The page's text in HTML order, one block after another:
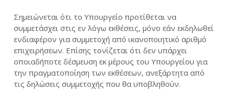
Σημειώνεται ότι το Υπουργείο προτίθεται να
συμμετάσχει στις εν λόγω εκθέσεις, μόνο εάν εκδηλωθεί
ενδιαφέρον για συμμετοχή από ικανοποιητικό αριθμό
επιχειρήσεων. Επίσης τονίζεται ότι δεν υπάρχει
οποιαδήποτε δέσμευση εκ μέρους του Υπουργείου για
την πραγματοποίηση των εκθέσεων, ανεξάρτητα από
τις δηλώσεις συμμετοχής που θα υποβληθούν.